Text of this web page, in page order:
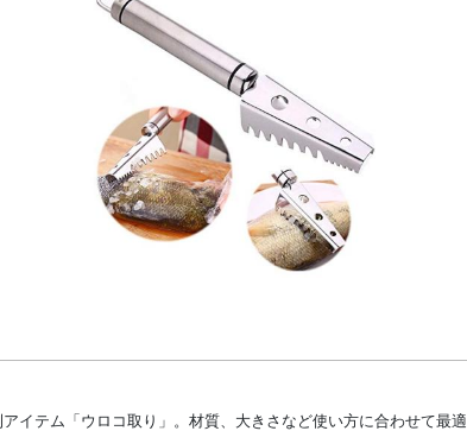
イテム「ウロコ取り」。材質、大きさなど使い方に合わせて最適